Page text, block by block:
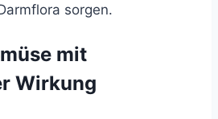
sorgen.
mit
Wirkung